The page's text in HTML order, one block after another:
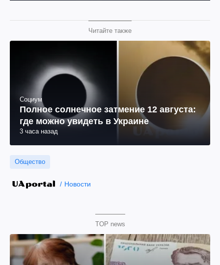
Читайте также
Социум
Полное солнечное затмение 12 августа:
где можно увидеть в Украине
3 часа назад
Общество
Новости
TOP news